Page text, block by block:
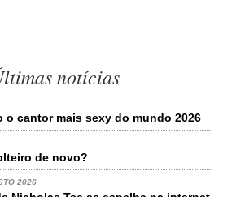
notícias
o cantor mais sexy do mundo 2026
de novo?
2026